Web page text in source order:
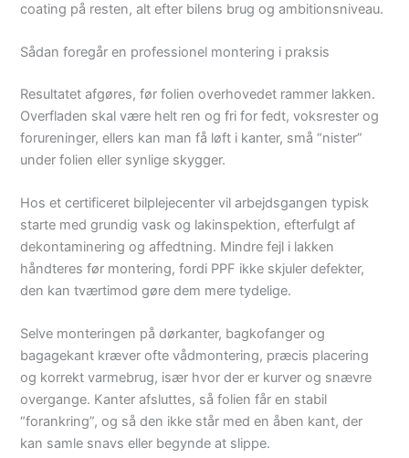
coating på resten, alt efter bilens brug og ambitionsniveau.
Sådan foregår en professionel montering i praksis
Resultatet afgøres, før folien overhovedet rammer lakken.
Overfladen skal være helt ren og fri for fedt, voksrester og
forureninger, ellers kan man få løft i kanter, små “nister”
under folien eller synlige skygger.
Hos et certificeret bilplejecenter vil arbejdsgangen typisk
starte med grundig vask og lakinspektion, efterfulgt af
dekontaminering og affedtning. Mindre fejl i lakken
håndteres før montering, fordi PPF ikke skjuler defekter,
den kan tværtimod gøre dem mere tydelige.
Selve monteringen på dørkanter, bagkofanger og
bagagekant kræver ofte vådmontering, præcis placering
og korrekt varmebrug, især hvor der er kurver og snævre
overgange. Kanter afsluttes, så folien får en stabil
“forankring”, og så den ikke står med en åben kant, der
kan samle snavs eller begynde at slippe.